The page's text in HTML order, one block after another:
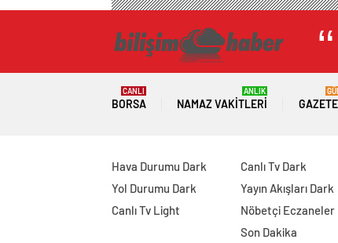
BORSA
CANLI
NAMAZ VAKITLERI
ANLIK
Hava Durumu Dark
Yol Durumu Dark
Canlı Tv Light
Canlı Tv Dark
Yayın Akışları Dark
Nöbetçi Eczaneler
Son Dakika